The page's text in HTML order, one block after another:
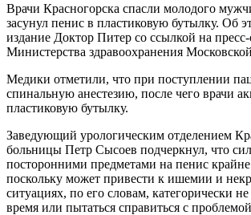
Врачи Красногорска спасли молодого
засунул пенис в пластиковую бутылку. Об
издание Доктор Питер со ссылкой на
Министерства здравоохранения
Медики отметили, что при поступлении
спинальную анестезию, после чего врачи
пластиковую бутылку.
Заведующий урологическим отделением
больницы Петр Сысоев подчеркнул, что
посторонними предметами на пенис
поскольку может привести к ишемии и
ситуациях, по его словам, категорически не
время или пытаться справиться с